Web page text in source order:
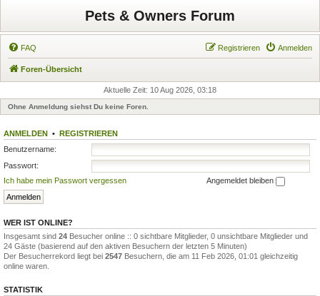
Pets & Owners Forum
FAQ Anmelden
Registrieren
Foren-Übersicht
Aktuelle Zeit: 10 Aug 2026, 03:18
Ohne Anmeldung siehst Du keine Foren.
ANMELDEN • REGISTRIEREN
Benutzername:
Passwort:
Ich habe mein Passwort vergessen
Angemeldet bleiben
WER IST ONLINE?
Insgesamt sind 24 Besucher online :: 0 sichtbare Mitglieder, 0 unsichtbare Mitglieder und
24 Gäste (basierend auf den aktiven Besuchern der letzten 5 Minuten)
Der Besucherrekord liegt bei 2547 Besuchern, die am 11 Feb 2026, 01:01 gleichzeitig
online waren.
STATISTIK